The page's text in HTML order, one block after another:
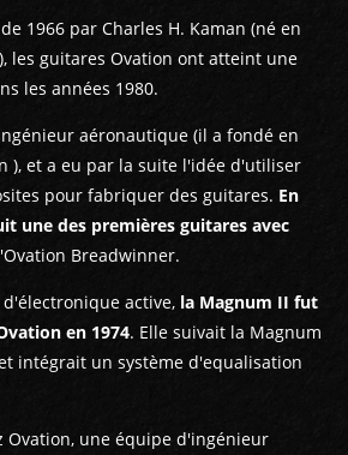
1966 par Charles H. Kaman (né en
les guitares Ovation ont atteint une
les années 1980.
aéronautique (il a fondé en
), et a eu par la suite l'idée d'utiliser
pour fabriquer des guitares. En
une des premières guitares avec
Breadwinner.
active, la Magnum II fut
en 1974. Elle suivait la Magnum
intégrait un système d'equalisation
Ovation, une équipe d'ingénieur